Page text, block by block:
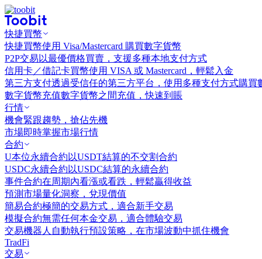
快捷買幣
快捷買幣使用 Visa/Mastercard 購買數字貨幣
P2P交易 以最優價格買賣，支援多種本地支付方式
信用卡／借記卡買幣使用 VISA 或 Mastercard，輕鬆入金
第三方支付透過受信任的第三方平台，使用多種支付方式購買
數字貨幣充值數字貨幣之間充值，快速到賬
行情
機會緊跟趨勢，搶佔先機
市場即時掌握市場行情
合約
U本位永續合約 以USDT結算的不交割合約
USDC永續合約 以USDC結算的永續合約
事件合約在周期內看漲或看跌，輕鬆贏得收益
預測市場量化洞察，兌現價值
簡易合約極簡的交易方式，適合新手交易
模擬合約無需任何本金交易，適合體驗交易
交易機器人 自動執行預設策略，在市場波動中抓住機會
TradFi
交易